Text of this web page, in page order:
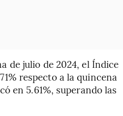
de julio de 2024, el Índice
respecto a la quincena
en 5.61%, superando las